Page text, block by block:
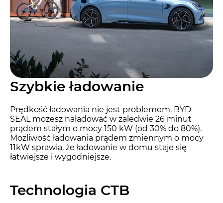
Szybkie ładowanie
Prędkość ładowania nie jest problemem. BYD
SEAL możesz naładować w zaledwie 26 minut
prądem stałym o mocy 150 kW (od 30% do 80%).
Możliwość ładowania prądem zmiennym o mocy
11kW sprawia, że ładowanie w domu staje się
łatwiejsze i wygodniejsze.
Technologia CTB